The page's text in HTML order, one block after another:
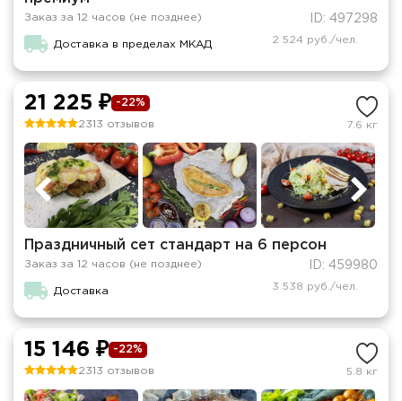
Заказ за 12 часов (не позднее) ID: 497298
Доставка в пределах МКАД 2 524 руб./чел.
21 225 ₽ -22%
2313 отзывов 7.6 кг
Праздничный сет стандарт на 6 персон
Заказ за 12 часов (не позднее) ID: 459980
Доставка 3 538 руб./чел.
15 146 ₽ -22%
2313 отзывов 5.8 кг